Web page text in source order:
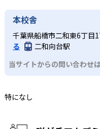
本校舎
千葉県船橋市二和東6丁目
る
二和向台駅
当サイトからの問い合わせ
特になし